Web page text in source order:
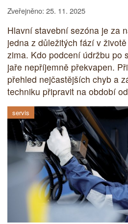
Zveřejněno: 25. 11. 2025
Hlavní stavební sezóna je za
jedna z důležitých fází v
zima. Kdo podcení údržbu po
jaře nepříjemně překvapen.
přehled nejčastějších chyb a
techniku připravit na období
servis